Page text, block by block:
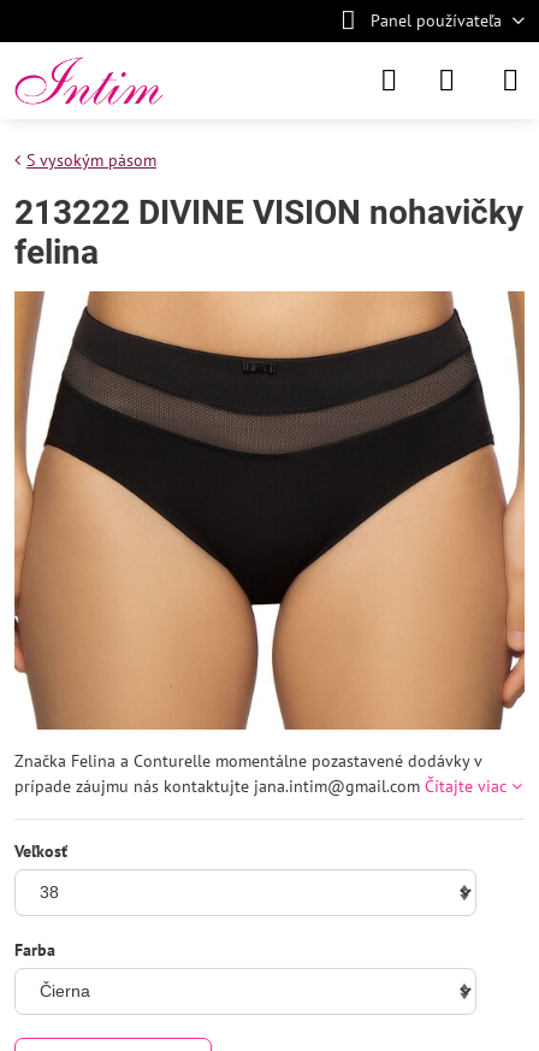
Panel používateľa
S vysokým pásom
213222 DIVINE VISION nohavičky
felina
Značka Felina a Conturelle momentálne pozastavené dodávky v
prípade záujmu nás kontaktujte jana.intim@gmail.com Čítajte viac
Veľkosť
Farba